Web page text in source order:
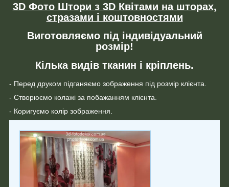
3D Фото Штори з 3D Квітами на шторах,
стразами і коштовностями
Виготовляємо під індивідуальний
розмір!
Кілька видів тканин і кріплень.
- Перед друком підганяємо зображення під розмір клієнта.
- Створюємо колажі за побажанням клієнта.
- Коригуємо колір зображення.